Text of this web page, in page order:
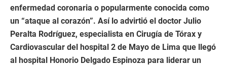
enfermedad coronaria o popularmente conocida como
un “ataque al corazón”. Así lo advirtió el doctor Julio
Peralta Rodríguez, especialista en Cirugía de Tórax y
Cardiovascular del hospital 2 de Mayo de Lima que llegó
al hospital Honorio Delgado Espinoza para liderar un